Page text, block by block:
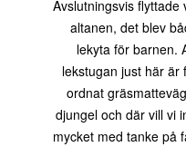
Avslutningsvis
altanen, det blev
lekyta för barnen.
lekstugan just här
ordnat
djungel och där vill vi
mycket med tanke på